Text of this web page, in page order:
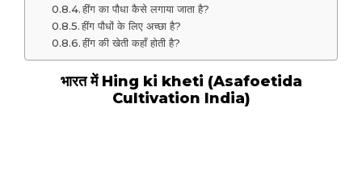
हींग का पौधा कैसे लगाया जाता है?
हींग पौधों के लिए अच्छा है?
हींग की खेती कहाँ होती है?
भारत में Hing ki kheti (Asafoetida
Cultivation India)